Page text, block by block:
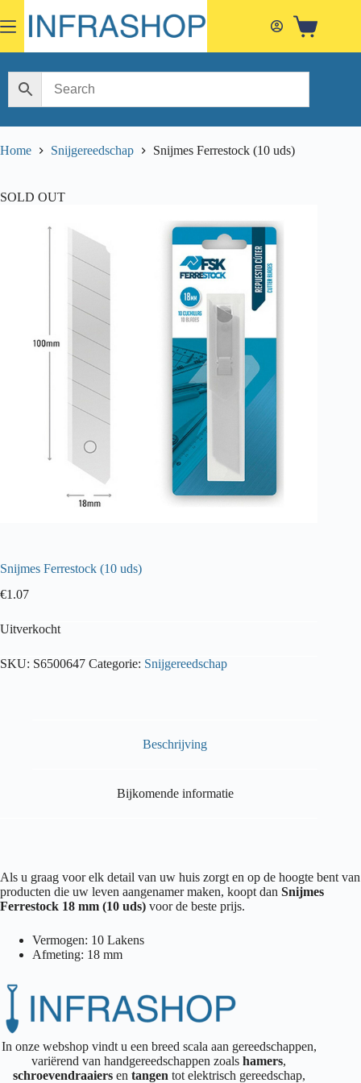
to
content
Shopping
Home Snijgereedschap Snijmes Ferrestock (10 uds)
SOLD OUT
Snijmes Ferrestock (10 uds)
€1.07
Uitverkocht
SKU: S6500647 Categorie: Snijgereedschap
Beschrijving
Bijkomende informatie
Als u graag voor elk detail van uw huis zorgt en op de hoogte bent van
producten die uw leven aangenamer maken, koopt dan Snijmes
Ferrestock 18 mm (10 uds) voor de beste prijs.
Vermogen: 10 Lakens
Afmeting: 18 mm
In onze webshop vindt u een breed scala aan gereedschappen,
variërend van handgereedschappen zoalshamers,
schroevendraaiersen tangen tot elektrisch gereedschap,